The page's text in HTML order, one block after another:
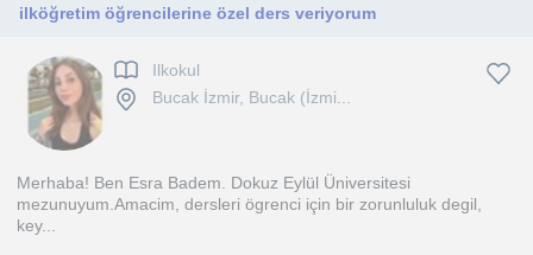
ilköğretim öğrencilerine özel ders veriyorum
Ilkokul
Bucak İzmir, Bucak (İzmi...
Merhaba! Ben Esra Badem. Dokuz Eylül Üniversitesi
mezunuyum.Amacim, dersleri ögrenci için bir zorunluluk degil,
key...